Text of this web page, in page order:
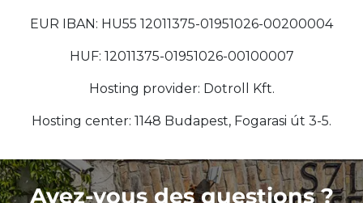
EUR IBAN: HU55 12011375-01951026-00200004
HUF: 12011375-01951026-00100007
Hosting provider: Dotroll Kft.
Hosting center: 1148 Budapest, Fogarasi út 3-5.
Avez-vous des questions ?